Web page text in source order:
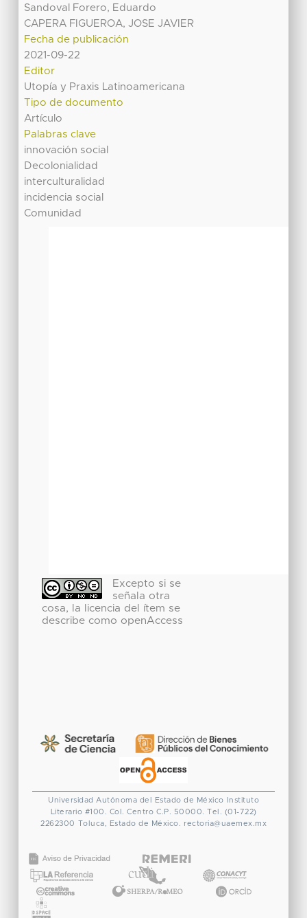
Sandoval Forero, Eduardo
CAPERA FIGUEROA, JOSE JAVIER
Fecha de publicación
2021-09-22
Editor
Utopía y Praxis Latinoamericana
Tipo de documento
Artículo
Palabras clave
innovación social
Decolonialidad
interculturalidad
incidencia social
Comunidad
Excepto si se
señala otra
cosa, la licencia del ítem se
describe como openAccess
Universidad Autónoma del Estado de México
Instituto
Literario #100. Col. Centro C.P. 50000. Tel. (01-722)
2262300 Toluca, Estado de México. rectoria@uaemex.mx